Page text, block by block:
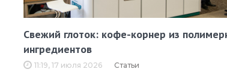
Свежий глоток: кофе-корнер из
ингредиентов
11:19, 17 июля 2026 Статьи